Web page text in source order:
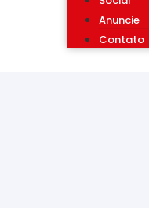
Anuncie
Contato